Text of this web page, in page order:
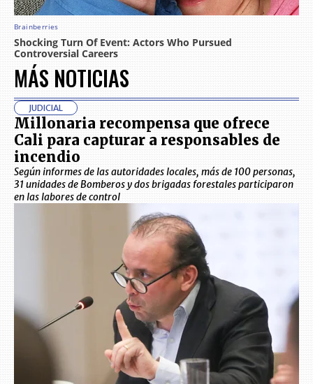
MÁS NOTICIAS
JUDICIAL
Millonaria recompensa que ofrece
Cali para capturar a responsables de
incendio
Según informes de las autoridades locales, más de 100 personas,
31 unidades de Bomberos y dos brigadas forestales participaron
en las labores de control